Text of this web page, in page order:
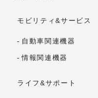
モビリティ&サービス
自動車関連機器
情報関連機器
ライフ&サポート